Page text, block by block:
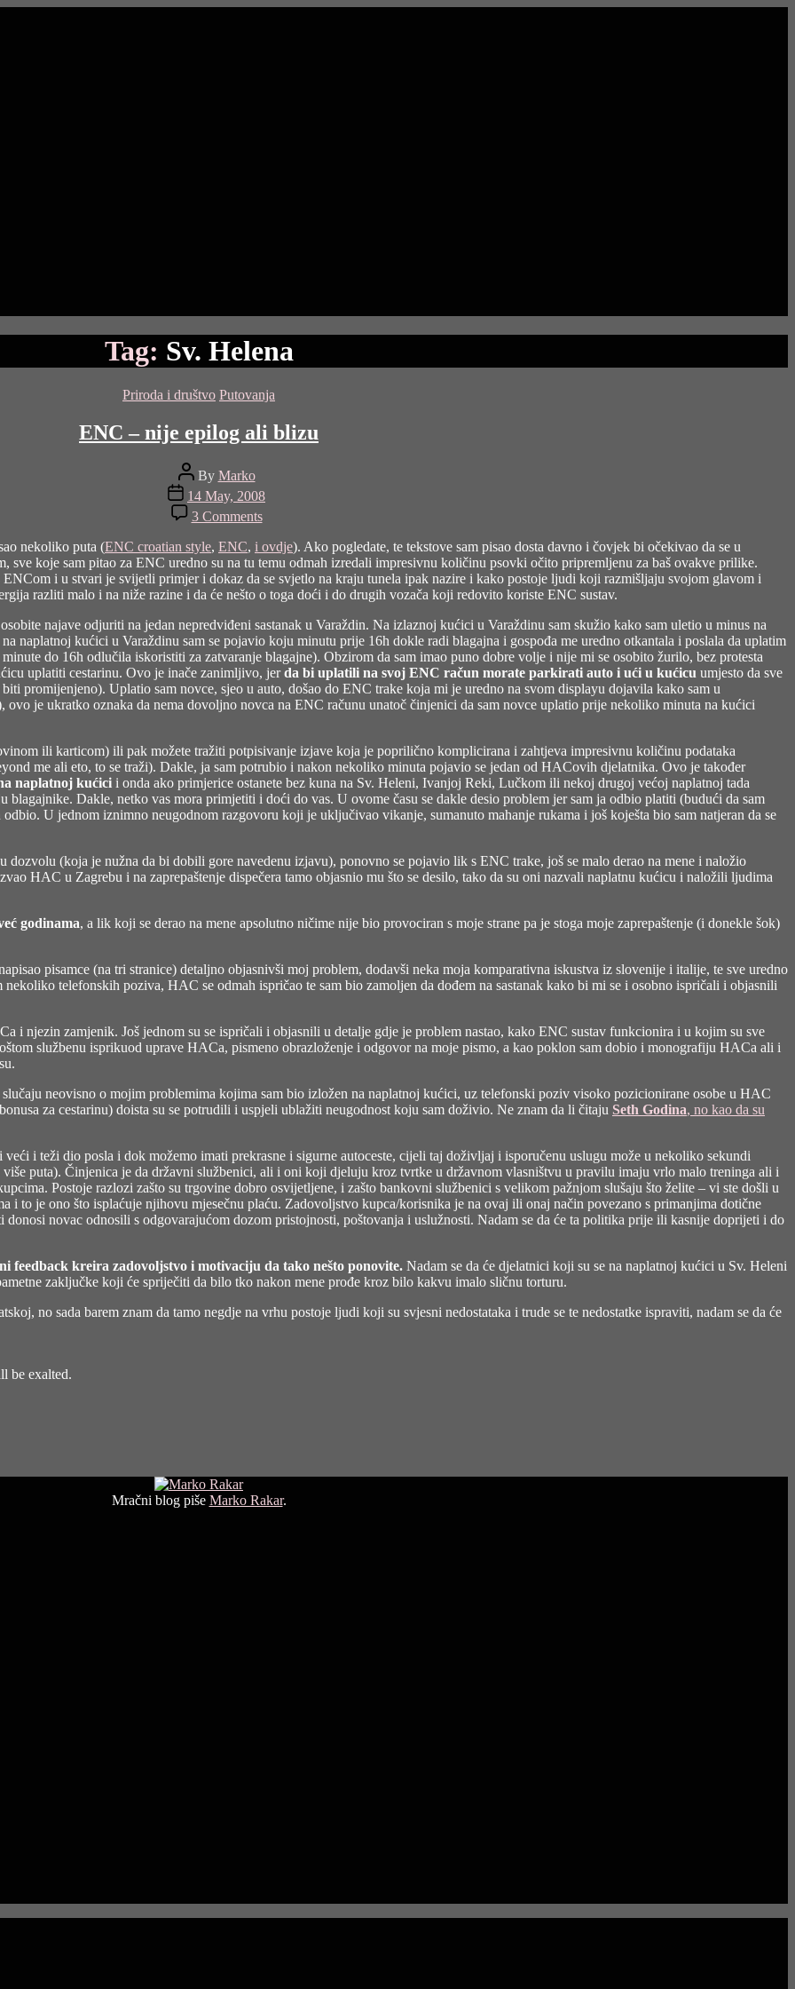
Tag: Sv. Helena
Categories
Priroda i društvo Putovanja
ENC – nije epilog ali blizu
Post
author
By Marko
Post
date
14 May, 2008
3 Commentson
ENC
–
nije
epilog
ali
blizu
nekoliko puta (ENC croatian style, ENC, i ovdje). Ako pogledate, te tekstove sam pisao dosta davno i čovjek bi očekivao da se u
sve koje sam pitao za ENC uredno su na tu temu odmah izredali impresivnu količinu psovki očito pripremljenu za baš ovakve prilike.
i u stvari je svijetli primjer i dokaz da se svjetlo na kraju tunela ipak nazire i kako postoje ljudi koji razmišljaju svojom glavom i
razliti malo i na niže razine i da će nešto o toga doći i do drugih vozača koji redovito koriste ENC sustav.
najave odjuriti na jedan nepredviđeni sastanak u Varaždin. Na izlaznoj kućici u Varaždinu sam skužio kako sam uletio u minus na
naplatnoj kućici u Varaždinu sam se pojavio koju minutu prije 16h dokle radi blagajna i gospođa me uredno otkantala i poslala da uplatim
do 16h odlučila iskoristiti za zatvaranje blagajne). Obzirom da sam imao puno dobre volje i nije mi se osobito žurilo, bez protesta
uplatiti cestarinu. Ovo je inače zanimljivo, jerda bi uplatili na svoj ENC račun morate parkirati auto i ući u kućicu umjesto da sve
promijenjeno). Uplatio sam novce, sjeo u auto, došao do ENC trake koja mi je uredno na svom displayu dojavila kako sam u
ovo je ukratko oznaka da nema dovoljno novca na ENC računu unatoč činjenici da sam novce uplatio prije nekoliko minuta na kućici
ili karticom) ili pak možete tražiti potpisivanje izjave koja je poprilično komplicirana i zahtjeva impresivnu količinu podataka
me ali eto, to se traži). Dakle, ja sam potrubio i nakon nekoliko minuta pojavio se jedan od HACovih djelatnika. Ovo je također
naplatnoj kućici i onda ako primjerice ostanete bez kuna na Sv. Heleni, Ivanjoj Reki, Lučkom ili nekoj drugoj većoj naplatnoj tada
blagajnike. Dakle, netko vas mora primjetiti i doći do vas. U ovome času se dakle desio problem jer sam ja odbio platiti (budući da sam
U jednom iznimno neugodnom razgovoru koji je uključivao vikanje, sumanuto mahanje rukama i još koješta bio sam natjeran da se
(koja je nužna da bi dobili gore navedenu izjavu), ponovno se pojavio lik s ENC trake, još se malo derao na mene i naložio
HAC u Zagrebu i na zaprepaštenje dispečera tamo objasnio mu što se desilo, tako da su oni nazvali naplatnu kućicu i naložili ljudima
godinama, a lik koji se derao na mene apsolutno ničime nije bio provociran s moje strane pa je stoga moje zaprepaštenje (i donekle šok)
pisamce (na tri stranice) detaljno objasnivši moj problem, dodavši neka moja komparativna iskustva iz slovenije i italije, te sve uredno
telefonskih poziva, HAC se odmah ispričao te sam bio zamoljen da dođem na sastanak kako bi mi se i osobno ispričali i objasnili
i njezin zamjenik. Još jednom su se ispričali i objasnili u detalje gdje je problem nastao, kako ENC sustav funkcionira i u kojim su sve
službenu isprikuod uprave HACa, pismeno obrazloženje i odgovor na moje pismo, a kao poklon sam dobio i monografiju HACa ali i
neovisno o mojim problemima kojima sam bio izložen na naplatnoj kućici, uz telefonski poziv visoko pozicionirane osobe u HAC
za cestarinu) doista su se potrudili i uspjeli ublažiti neugodnost koju sam doživio. Ne znam da li čitaju Seth Godina, no kao da su
i teži dio posla i dok možemo imati prekrasne i sigurne autoceste, cijeli taj doživljaj i isporučenu uslugu može u nekoliko sekundi
puta). Činjenica je da državni službenici, ali i oni koji djeluju kroz tvrtke u državnom vlasništvu u pravilu imaju vrlo malo treninga ali i
Postoje razlozi zašto su trgovine dobro osvijetljene, i zašto bankovni službenici s velikom pažnjom slušaju što želite – vi ste došli u
to je ono što isplaćuje njihovu mjesečnu plaću. Zadovoljstvo kupca/korisnika je na ovaj ili onaj način povezano s primanjima dotične
novac odnosili s odgovarajućom dozom pristojnosti, poštovanja i uslužnosti. Nadam se da će ta politika prije ili kasnije doprijeti i do
kreira zadovoljstvo i motivaciju da tako nešto ponovite. Nadam se da će djelatnici koji su se na naplatnoj kućici u Sv. Heleni
zaključke koji će spriječiti da bilo tko nakon mene prođe kroz bilo kakvu imalo sličnu torturu.
no sada barem znam da tamo negdje na vrhu postoje ljudi koji su svjesni nedostataka i trude se te nedostatke ispraviti, nadam se da će
be exalted.
Mračni blog piše Marko Rakar.